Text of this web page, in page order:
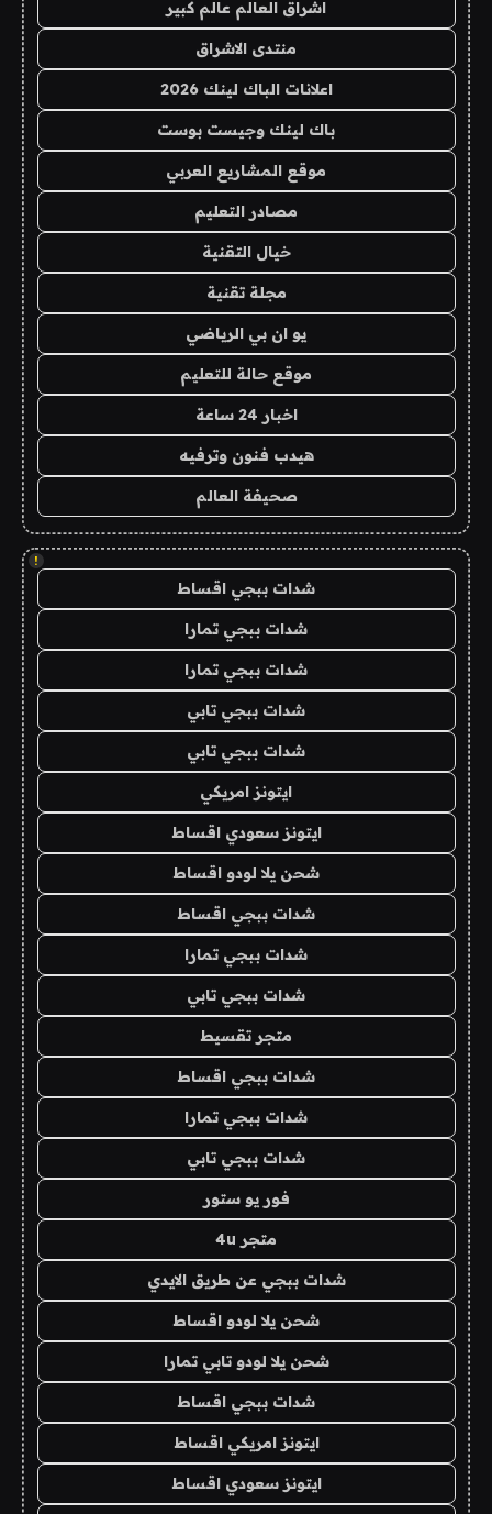
اشراق العالم عالم كبير
منتدى الاشراق
اعلانات الباك لينك 2026
باك لينك وجيست بوست
موقع المشاريع العربي
مصادر التعليم
خيال التقنية
مجلة تقنية
يو ان بي الرياضي
موقع حالة للتعليم
اخبار 24 ساعة
هيدب فنون وترفيه
صحيفة العالم
!
شدات ببجي اقساط
شدات ببجي تمارا
شدات ببجي تمارا
شدات ببجي تابي
شدات ببجي تابي
ايتونز امريكي
ايتونز سعودي اقساط
شحن يلا لودو اقساط
شدات ببجي اقساط
شدات ببجي تمارا
شدات ببجي تابي
متجر تقسيط
شدات ببجي اقساط
شدات ببجي تمارا
شدات ببجي تابي
فور يو ستور
متجر 4u
شدات ببجي عن طريق الايدي
شحن يلا لودو اقساط
شحن يلا لودو تابي تمارا
شدات ببجي اقساط
ايتونز امريكي اقساط
ايتونز سعودي اقساط